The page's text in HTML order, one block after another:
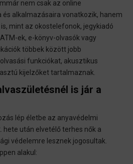
nem csak az online
és alkalmazásaira vonatkozik, hanem
mint az okostelefonok, jegykiadó
ek, e-könyv-olvasók vagy
többek között jobb
funkciókat, akusztikus
kijelzőket tartalmaznak.
is jár a
lép életbe az anyavédelmi
hete után elvetélő terhes nők a
védelemre lesznek jogosultak.
alakul: